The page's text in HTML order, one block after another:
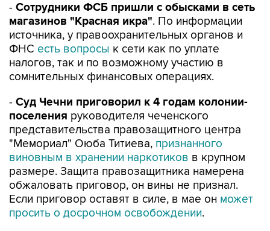
- Сотрудники ФСБ пришли с обысками в сеть
магазинов "Красная икра". По информации
источника, у правоохранительных органов и
ФНС есть вопросы к сети как по уплате
налогов, так и по возможному участию в
сомнительных финансовых операциях.
- Суд Чечни приговорил к 4 годам колонии-
поселения руководителя чеченского
представительства правозащитного центра
"Мемориал" Оюба Титиева, признанного
виновным в хранении наркотиков в крупном
размере. Защита правозащитника намерена
обжаловать приговор, он вины не признал.
Если приговор оставят в силе, в мае он может
просить о досрочном освобождении.